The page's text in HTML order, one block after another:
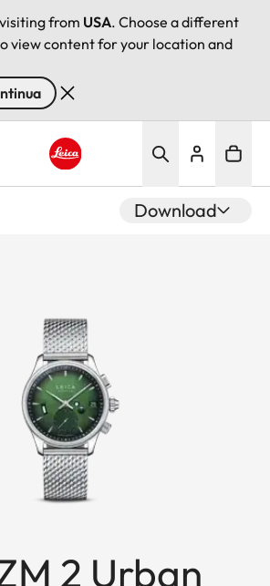
from USA. Choose a different
view content for your location and
Download
2 Urban